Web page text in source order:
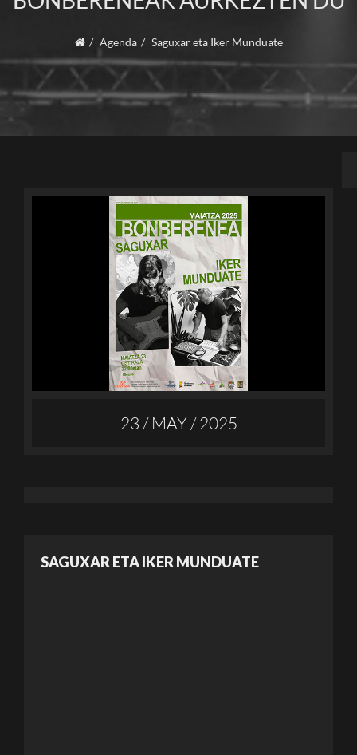
Agenda Saguxar eta Iker Munduate
23 / MAY / 2025
SAGUXAR ETA IKER MUNDUATE